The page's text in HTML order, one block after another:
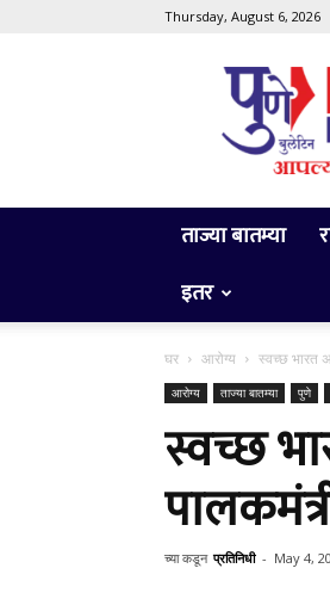
Thursday, August 6, 2026
Pune
Bulletin
ताज्या बातम्या
इतर
घर आरोग्य स्वच्छ भारत
आरोग्य ताज्या बातम्या पुणे
स्वच्छ
च्या कडून प्रतिनिधी - May 4,